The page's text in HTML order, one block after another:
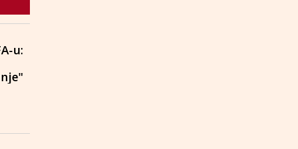
u: